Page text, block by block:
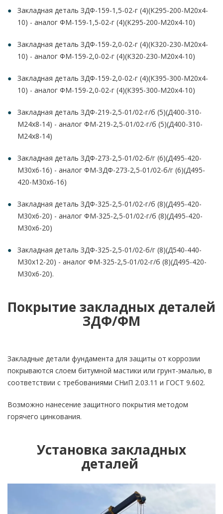
Закладная деталь ЗДФ-159-1,5-02-г (4)(К295-200-М20х4-
10) - аналог ФМ-159-1,5-02-г (4)(К295-200-М20х4-10)
Закладная деталь ЗДФ-159-2,0-02-г (4)(К320-230-М20х4-
10) - аналог ФМ-159-2,0-02-г (4)(К320-230-М20х4-10)
Закладная деталь ЗДФ-159-2,0-02-г (4)(К395-300-М20х4-
10) - аналог ФМ-159-2,0-02-г (4)(К395-300-М20х4-10)
Закладная деталь ЗДФ-219-2,5-01/02-г/б (5)(Д400-310-
М24х8-14) - аналог ФМ-219-2,5-01/02-г/б (5)(Д400-310-
М24х8-14)
Закладная деталь ЗДФ-273-2,5-01/02-б/г (6)(Д495-420-
М30х6-16) - аналог ФМ-ЗДФ-273-2,5-01/02-б/г (6)(Д495-
420-М30х6-16)
Закладная деталь ЗДФ-325-2,5-01/02-г/б (8)(Д495-420-
М30х6-20) - аналог ФМ-325-2,5-01/02-г/б (8)(Д495-420-
М30х6-20)
Закладная деталь ЗДФ-325-2,5-01/02-б/г (8)(Д540-440-
М30х12-20) - аналог ФМ-325-2,5-01/02-г/б (8)(Д495-420-
М30х6-20).
Покрытие закладных деталей
ЗДФ/ФМ
Закладные детали фундамента для защиты от коррозии
покрываются слоем битумной мастики или грунт-эмалью, в
соответствии с требованиями СНиП 2.03.11 и ГОСТ 9.602.
Возможно нанесение защитного покрытия методом
горячего цинкования.
Установка закладных
деталей